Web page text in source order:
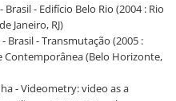
Brasil - Edifício Belo Rio (2004 : Rio
Janeiro, RJ)
Brasil - Transmutação (2005 :
Contemporânea (Belo Horizonte,
- Videometry: video as a